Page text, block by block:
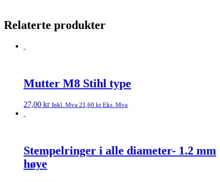
Relaterte produkter
Mutter M8 Stihl type
27,00 kr Inkl. Mva 21,60 krEks. Mva
Stempelringer i alle diameter- 1.2 mm
høye